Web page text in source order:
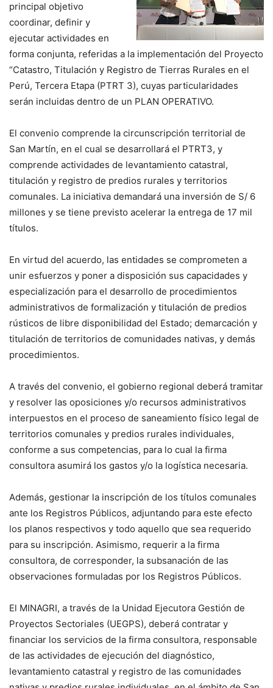
principal objetivo
coordinar, definir y
ejecutar actividades en
forma conjunta, referidas a la implementación del Proyecto
“Catastro, Titulación y Registro de Tierras Rurales en el
Perú, Tercera Etapa (PTRT 3), cuyas particularidades
serán incluidas dentro de un PLAN OPERATIVO.
El convenio comprende la circunscripción territorial de
San Martín, en el cual se desarrollará el PTRT3, y
comprende actividades de levantamiento catastral,
titulación y registro de predios rurales y territorios
comunales. La iniciativa demandará una inversión de S/ 6
millones y se tiene previsto acelerar la entrega de 17 mil
títulos.
En virtud del acuerdo, las entidades se comprometen a
unir esfuerzos y poner a disposición sus capacidades y
especialización para el desarrollo de procedimientos
administrativos de formalización y titulación de predios
rústicos de libre disponibilidad del Estado; demarcación y
titulación de territorios de comunidades nativas, y demás
procedimientos.
A través del convenio, el gobierno regional deberá tramitar
y resolver las oposiciones y/o recursos administrativos
interpuestos en el proceso de saneamiento físico legal de
territorios comunales y predios rurales individuales,
conforme a sus competencias, para lo cual la firma
consultora asumirá los gastos y/o la logística necesaria.
Además, gestionar la inscripción de los títulos comunales
ante los Registros Públicos, adjuntando para este efecto
los planos respectivos y todo aquello que sea requerido
para su inscripción. Asimismo, requerir a la firma
consultora, de corresponder, la subsanación de las
observaciones formuladas por los Registros Públicos.
El MINAGRI, a través de la Unidad Ejecutora Gestión de
Proyectos Sectoriales (UEGPS), deberá contratar y
financiar los servicios de la firma consultora, responsable
de las actividades de ejecución del diagnóstico,
levantamiento catastral y registro de las comunidades